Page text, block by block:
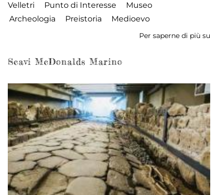
Velletri
Punto di Interesse
Museo
Archeologia
Preistoria Medioevo
Per saperne di più su
Scavi McDonalds Marino